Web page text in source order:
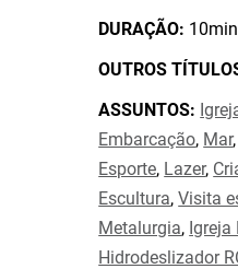
DURAÇÃO:
OUTROS
ASSUNTOS:
Embarcação, Mar,
Esporte, Lazer,
Escultura,Visita
Metalurgia, Igreja
Hidrodeslizador